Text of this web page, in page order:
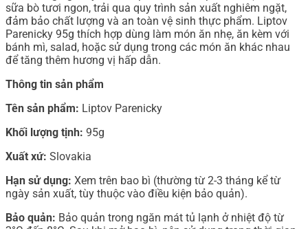
sữa bò tươi ngon, trải qua quy trình sản xuất nghiêm ngặt,
đảm bảo chất lượng và an toàn vệ sinh thực phẩm. Liptov
Parenicky 95g thích hợp dùng làm món ăn nhẹ, ăn kèm với
bánh mì, salad, hoặc sử dụng trong các món ăn khác nhau
để tăng thêm hương vị hấp dẫn.
Thông tin sản phẩm
Tên sản phẩm: Liptov Parenicky
Khối lượng tịnh: 95g
Xuất xứ: Slovakia
Hạn sử dụng: Xem trên bao bì (thường từ 2-3 tháng kể từ
ngày sản xuất, tùy thuộc vào điều kiện bảo quản).
Bảo quản: Bảo quản trong ngăn mát tủ lạnh ở nhiệt độ từ